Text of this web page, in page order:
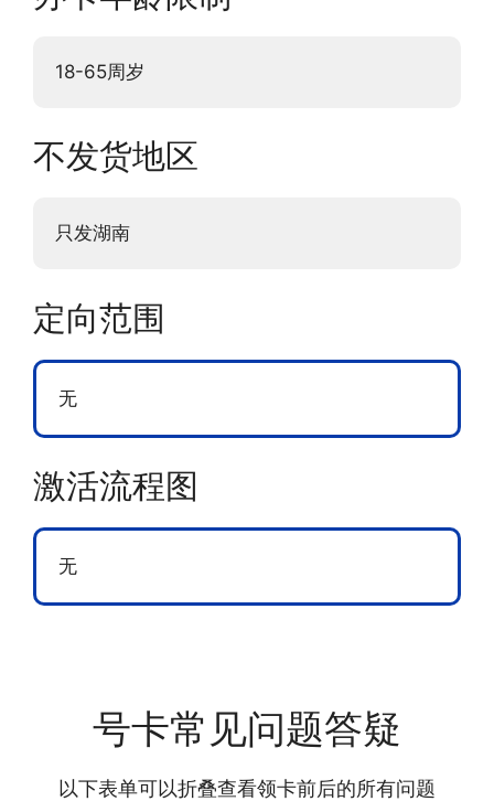
18-65周岁
不发货地区
只发湖南
定向范围
无
激活流程图
无
号卡常见问题答疑
以下表单可以折叠查看领卡前后的所有问题